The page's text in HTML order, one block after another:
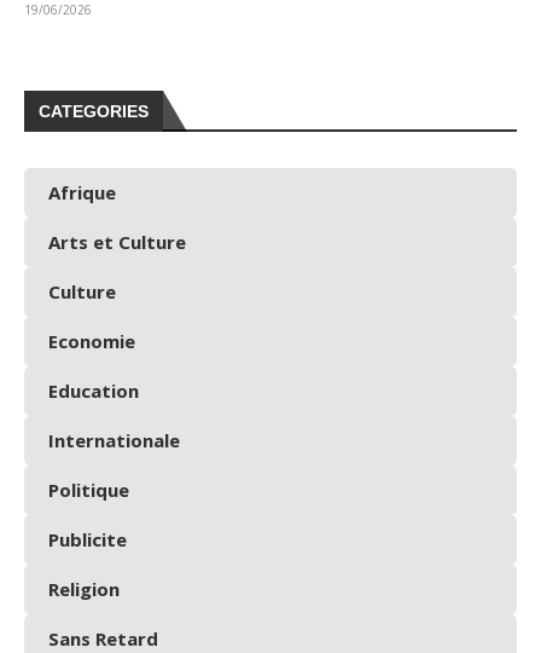
19/06/2026
CATEGORIES
Afrique
Arts et Culture
Culture
Economie
Education
Internationale
Politique
Publicite
Religion
Sans Retard